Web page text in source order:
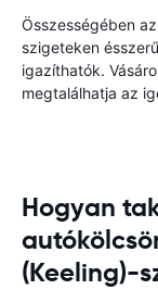
Összességében
szigeteken
igazíthatók.
megtalálhatja az
Hogyan
(Keeling)-